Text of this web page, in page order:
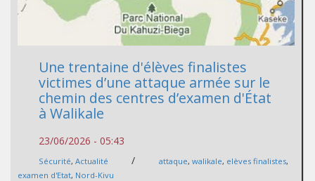
Une trentaine d'élèves finalistes
victimes d’une attaque armée sur le
chemin des centres d’examen d'État
à Walikale
23/06/2026 - 05:43
Sécurité, Actualité / attaque, walikale, elèves finalistes,
examen d'Etat, Nord-Kivu